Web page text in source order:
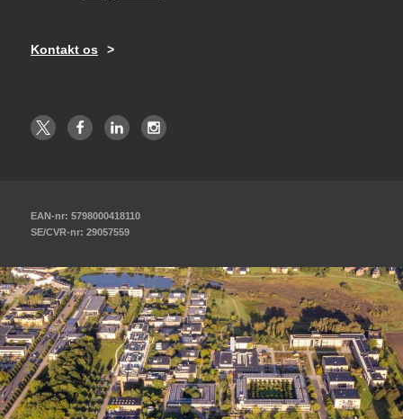
Kontakt os
EAN-nr: 5798000418110
SE/CVR-nr: 29057559